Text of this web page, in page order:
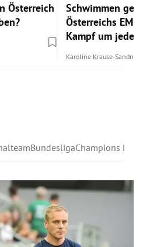
Österreich
Schwimmen
Österreichs
Kampf um jedes
Karoline Krause-Sandner
BundesligaChampions